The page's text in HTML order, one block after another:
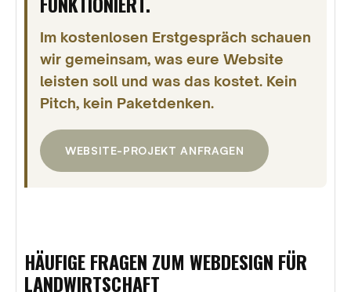
Im kostenlosen Erstgespräch schauen
wir gemeinsam, was eure Website
leisten soll und was das kostet. Kein
Pitch, kein Paketdenken.
WEBSITE-PROJEKT ANFRAGEN
HÄUFIGE FRAGEN ZUM WEBDESIGN FÜR
LANDWIRTSCHAFT